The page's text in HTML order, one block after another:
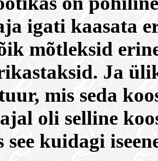
igati kaasata
mõtleksid
Ja
mis seda
oli selline
see kuidagi